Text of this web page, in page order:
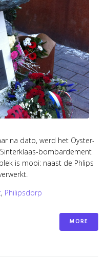
na dato, werd het Oyster-
bombardement
is mooi: naast de Phlips
, Philipsdorp
MORE